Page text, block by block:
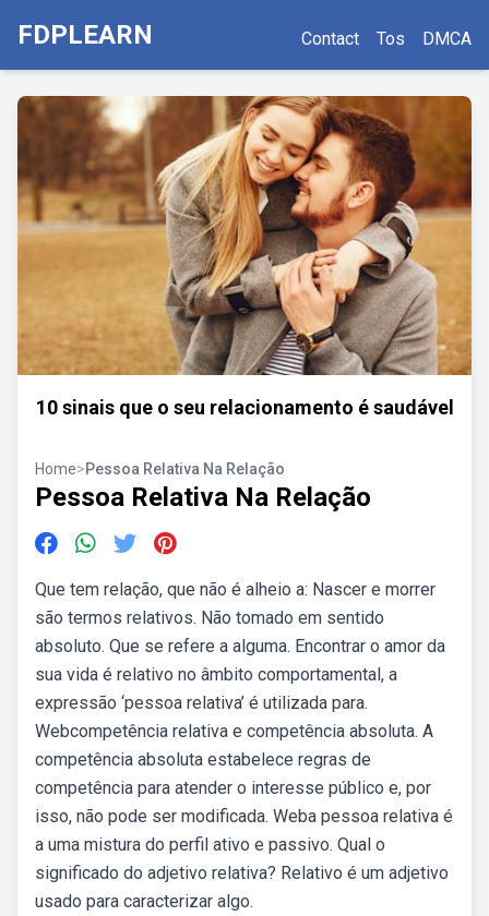
FDPLEARN Contact Tos DMCA
10 sinais que o seu relacionamento é saudável
Home>Pessoa Relativa Na Relação
Pessoa Relativa Na Relação
Que tem relação, que não é alheio a: Nascer e morrer
são termos relativos. Não tomado em sentido
absoluto. Que se refere a alguma. Encontrar o amor da
sua vida é relativo no âmbito comportamental, a
expressão ‘pessoa relativa’ é utilizada para.
Webcompetência relativa e competência absoluta. A
competência absoluta estabelece regras de
competência para atender o interesse público e, por
isso, não pode ser modificada. Weba pessoa relativa é
a uma mistura do perfil ativo e passivo. Qual o
significado do adjetivo relativa? Relativo é um adjetivo
usado para caracterizar algo.